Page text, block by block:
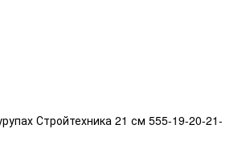
Стройтехника 21 см 555-19-20-21-